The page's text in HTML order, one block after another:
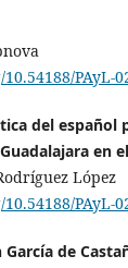
PAyL-
del español
en
López
PAyL-
García de